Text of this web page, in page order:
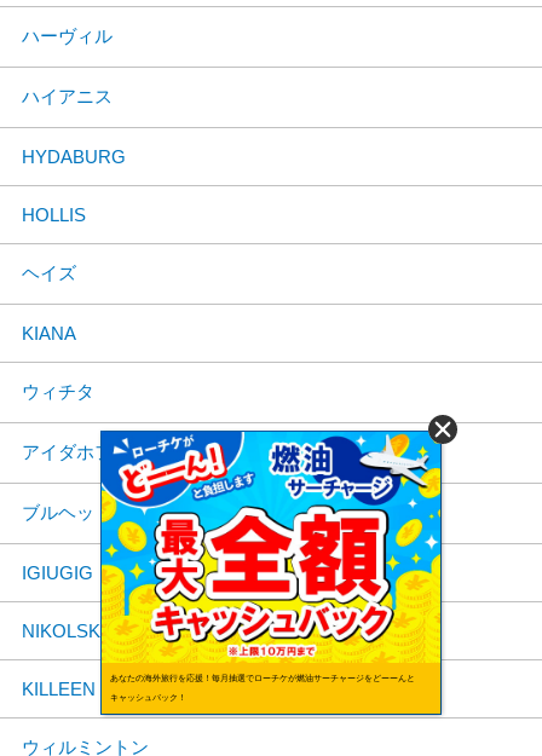
ハーヴィル
ハイアニス
HYDABURG
HOLLIS
ヘイズ
KIANA
ウィチタ
アイダホフォールズ
ブルヘッドシティ
IGIUGIG
NIKOLSKI
KILLEEN
ウィルミントン
あなたの海外旅行を応援！毎月抽選でローチケが燃油サーチャージをどーーんと
キャッシュバック！